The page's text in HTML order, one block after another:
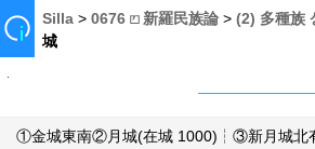
Silla >0676 ⏍ 新羅民族論 >(2) 多種族
城
①金城東南②月城(在城 1000)┆③新月城北